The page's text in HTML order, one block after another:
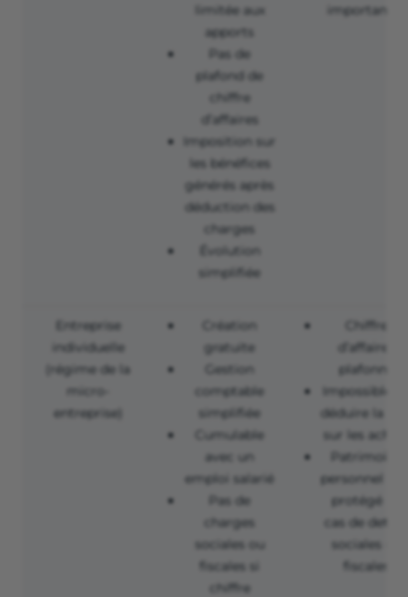
limitée aux
apports
Pas de
plafond de
chiffre
d’affaires
Imposition sur
les bénéfices
générés après
déduction des
charges
Évolution
simplifiée
importantes
Entreprise
individuelle
(régime de la
micro-
entreprise)
Création
gratuite
Gestion
comptable
simplifiée
Cumulable
avec un
emploi salarié
Pas de
charges
sociales ou
fiscales si
chiffre
Chiffre
d’affaires
plafonné
Impossible
déduire la
sur les
Patrimoine
personnel
protégé en
cas de dettes
sociales ou
fiscales